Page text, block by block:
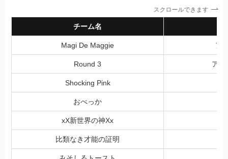
スクロールできます
チーム名
Magi De Maggie ア
Round 3 アル
Shocking Pink
おべっか
xX新世界の神Xx
比類なき才能の証明